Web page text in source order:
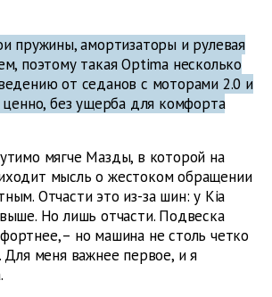
пружины, амортизаторы и рулевая
поэтому такая Optima несколько
от седанов с моторами 2.0 и
ценно, без ущерба для комфорта
мягче Мазды, в которой на
мысль о жестоком обращении
Отчасти это из-за шин: у Kia
Но лишь отчасти. Подвеска
– но машина не столь четко
Для меня важнее первое, и я